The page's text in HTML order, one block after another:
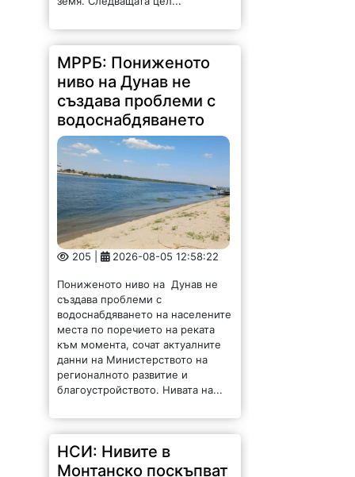
МРРБ: Пониженото
ниво на Дунав не
създава проблеми с
водоснабдяването
205 | 2026-08-05 12:58:22
Пониженото ниво на Дунав не
създава проблеми с
водоснабдяването на населените
места по поречието на реката
към момента, сочат актуалните
данни на Министерството на
регионалното развитие и
благоустройството. Нивата на...
НСИ: Нивите в
Монтанско поскъпват